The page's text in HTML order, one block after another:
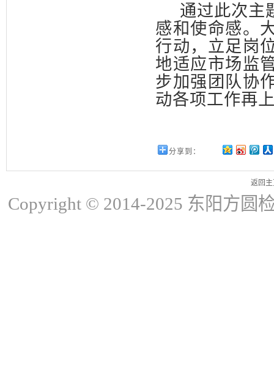
通过此次主
感和使命感。
行动，立足岗
地适应市场监
步加强团队协
动各项工作再
分享到：
返回
Copyright © 2014-2025 东阳方圆